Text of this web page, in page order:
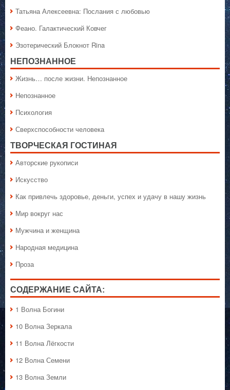
Татьяна Алексеевна: Послания с любовью
Феано. Галактический Ковчег
Эзотерический Блокнот Rina
НЕПОЗНАННОЕ
Жизнь… после жизни. Непознанное
Непознанное
Психология
Сверхспособности человека
ТВОРЧЕСКАЯ ГОСТИНАЯ
Авторские рукописи
Искусство
Как привлечь здоровье, деньги, успех и удачу в нашу жизнь
Мир вокруг нас
Мужчина и женщина
Народная медицина
Проза
СОДЕРЖАНИЕ САЙТА:
1 Волна Богини
10 Волна Зеркала
11 Волна Лёгкости
12 Волна Семени
13 Волна Земли